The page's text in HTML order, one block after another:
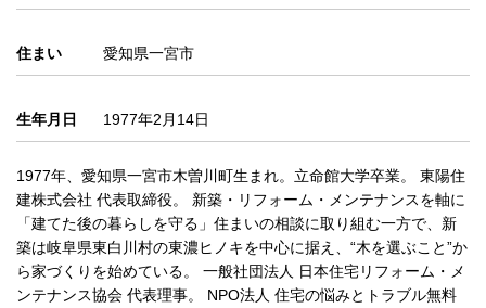
住まい 愛知県一宮市
生年月日 1977年2月14日
1977年、愛知県一宮市木曽川町生まれ。立命館大学卒業。 東陽住
建株式会社 代表取締役。 新築・リフォーム・メンテナンスを軸に
「建てた後の暮らしを守る」住まいの相談に取り組む一方で、新
築は岐阜県東白川村の東濃ヒノキを中心に据え、“木を選ぶこと”か
ら家づくりを始めている。 一般社団法人 日本住宅リフォーム・メ
ンテナンス協会 代表理事。 NPO法人 住宅の悩みとトラブル無料